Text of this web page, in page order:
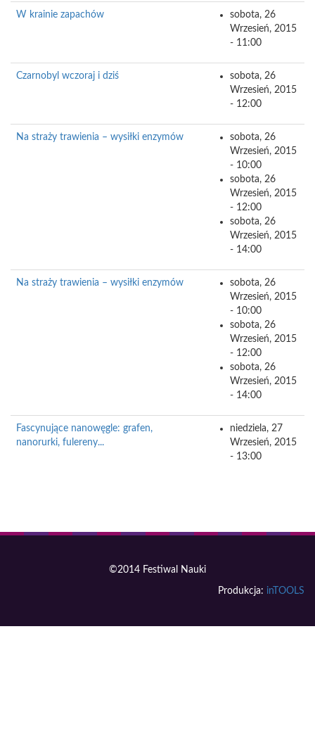
W krainie zapachów
sobota, 26
Wrzesień, 2015
- 11:00
Czarnobyl wczoraj i dziś
sobota, 26
Wrzesień, 2015
- 12:00
Na straży trawienia – wysiłki enzymów
sobota, 26
Wrzesień, 2015
- 10:00
sobota, 26
Wrzesień, 2015
- 12:00
sobota, 26
Wrzesień, 2015
- 14:00
Na straży trawienia – wysiłki enzymów
sobota, 26
Wrzesień, 2015
- 10:00
sobota, 26
Wrzesień, 2015
- 12:00
sobota, 26
Wrzesień, 2015
- 14:00
Fascynujące nanowęgle: grafen,
nanorurki, fulereny...
niedziela, 27
Wrzesień, 2015
- 13:00
©2014 Festiwal Nauki
Produkcja: inTOOLS